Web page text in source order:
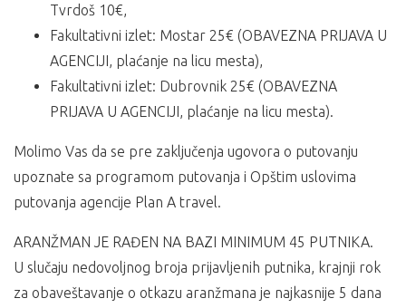
Tvrdoš 10€,
Fakultativni izlet: Mostar 25€ (OBAVEZNA PRIJAVA U
AGENCIJI, plaćanje na licu mesta),
Fakultativni izlet: Dubrovnik 25€ (OBAVEZNA
PRIJAVA U AGENCIJI, plaćanje na licu mesta).
Molimo Vas da se pre zaključenja ugovora o putovanju
upoznate sa programom putovanja i Opštim uslovima
putovanja agencije Plan A travel.
ARANŽMAN JE RAĐEN NA BAZI MINIMUM 45 PUTNIKA.
U slučaju nedovoljnog broja prijavljenih putnika, krajnji rok
za obaveštavanje o otkazu aranžmana je najkasnije 5 dana